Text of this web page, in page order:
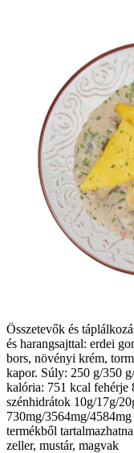
Összetevők és
és harangsajttal: erdei
bors, növényi krém,
kapor. Súly: 250 g/350
kalória: 751 kcal fehérje
szénhidrátok 10g/17g/
730mg/3564mg/
termékből
zeller, mustár, magvak